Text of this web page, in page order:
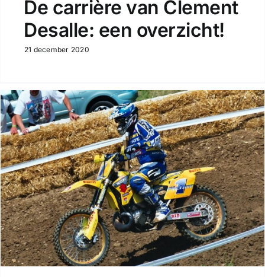
De carrière van Clement
Desalle: een overzicht!
21 december 2020